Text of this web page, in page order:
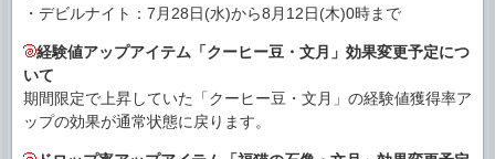
・デビルナイト：7月28日(水)から8月12日(木)0時まで
経験値アップアイテム「クーヒー豆・文月」効果変更予定につ
いて
期間限定で上昇していた「クーヒー豆・文月」の経験値獲得率ア
ップの効果が通常状態に戻ります。